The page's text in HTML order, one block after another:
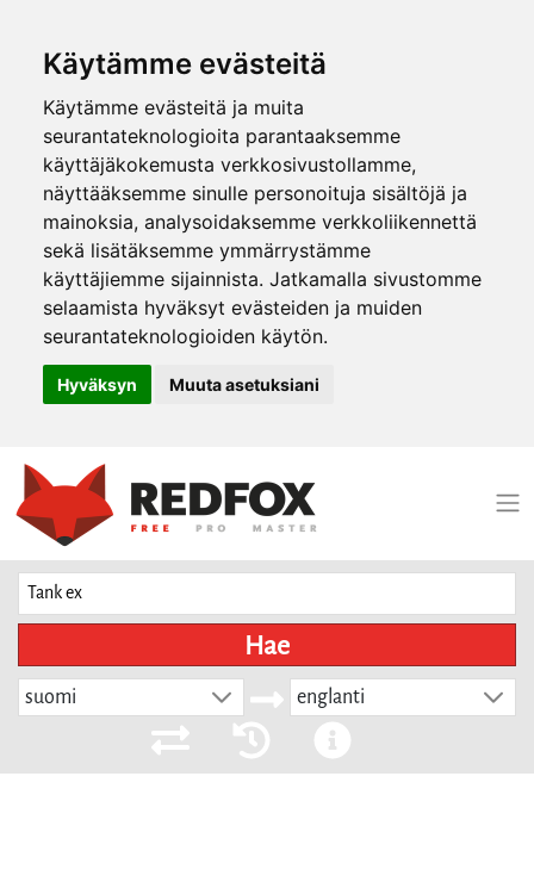
Käytämme evästeitä
Käytämme evästeitä ja muita
seurantateknologioita parantaaksemme
käyttäjäkokemusta verkkosivustollamme,
näyttääksemme sinulle personoituja sisältöjä ja
mainoksia, analysoidaksemme verkkoliikennettä
sekä lisätäksemme ymmärrystämme
käyttäjiemme sijainnista. Jatkamalla sivustomme
selaamista hyväksyt evästeiden ja muiden
seurantateknologioiden käytön.
Hyväksyn Muuta asetuksiani
Hae
suomi englanti